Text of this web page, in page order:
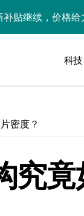
贴继续，价格给
，白银狂飙3.5%
，丰田一季净赚
裁员3200、卖工
Switch 2：画质大
人辞去CEO，但
科技
密度？
究